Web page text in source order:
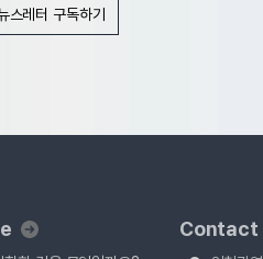
스레터 구독하기
Contact